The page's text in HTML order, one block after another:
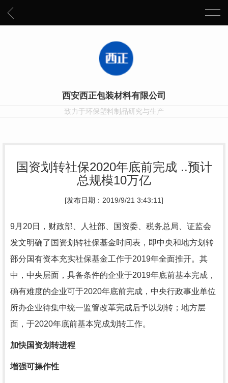
西安西正包装材料有限公司
致力于环保塑料制品研究与生产
国资划转社保2020年底前完成 ..预计
总规模10万亿
[发布日期：2019/9/21 3:43:11]
9月20日，财政部、人社部、国资委、税务总局、证监会
发文明确了国资划转社保基金时间表，即中央和地方划转
部分国有资本充实社保基金工作于2019年全面推开。其
中，中央层面，具备条件的企业于2019年底前基本完成，
确有难度的企业可于2020年底前完成，中央行政事业单位
所办企业待集中统一监管改革完成后予以划转；地方层
面，于2020年底前基本完成划转工作。
加快国资划转进程
增强可操作性